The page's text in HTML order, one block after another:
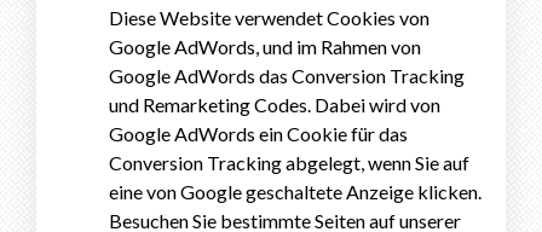
Diese Website verwendet Cookies von
Google AdWords, und im Rahmen von
Google AdWords das Conversion Tracking
und Remarketing Codes. Dabei wird von
Google AdWords ein Cookie für das
Conversion Tracking abgelegt, wenn Sie auf
eine von Google geschaltete Anzeige klicken.
Besuchen Sie bestimmte Seiten auf unserer